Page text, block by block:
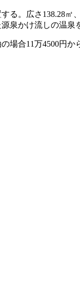
る。広さ138.28
泉かけ流しの温泉
場合11万4500円か